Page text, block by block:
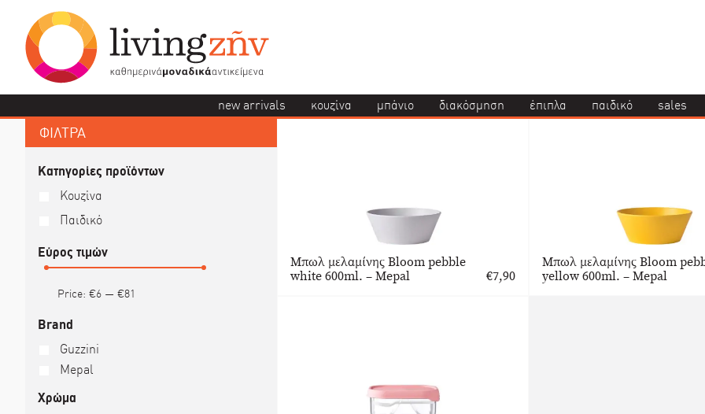
new arrivals κουζίνα μπάνιο διακόσμηση έπιπλα παιδικό sales
ΦΙΛΤΡΑ
Κατηγορίες προϊόντων
Κουζίνα
Παιδικό
Εύρος τιμών
Price: €6— €81
Brand
Guzzini
Mepal
Χρώμα
Μπωλ μελαμίνης Bloom pebble
white 600ml. – Mepal
€7,90
Μπωλ μελαμίνης Bloom
yellow 600ml. – Mepal